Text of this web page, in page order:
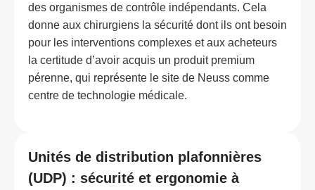
des organismes de contrôle indépendants. Cela
donne aux chirurgiens la sécurité dont ils ont besoin
pour les interventions complexes et aux acheteurs
la certitude d’avoir acquis un produit premium
pérenne, qui représente le site de Neuss comme
centre de technologie médicale.
Unités de distribution plafonnières
(UDP) : sécurité et ergonomie à